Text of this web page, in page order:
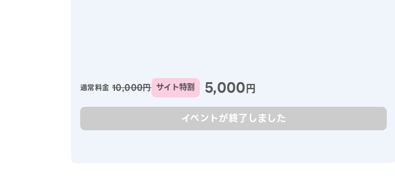
通常料金 10,000円 サイト特割 5,000円
イベントが終了しました